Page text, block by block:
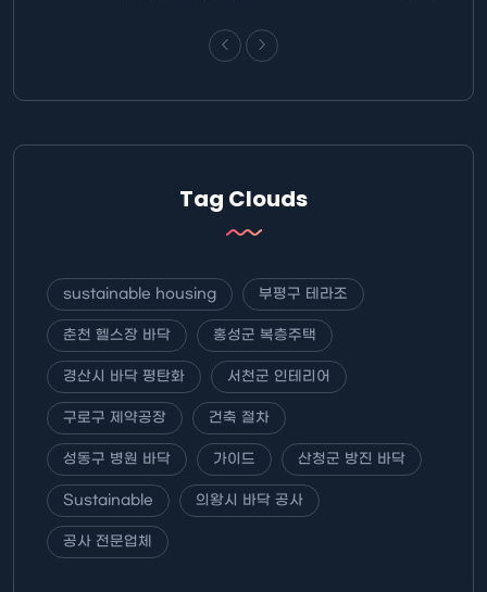
Tag Clouds
sustainable housing 부평구 테라조
춘천 헬스장 바닥 홍성군 복층주택
경산시 바닥 평탄화 서천군 인테리어
구로구 제약공장 건축 절차
성동구 병원 바닥 가이드 산청군 방진 바닥
Sustainable 의왕시 바닥 공사
공사 전문업체